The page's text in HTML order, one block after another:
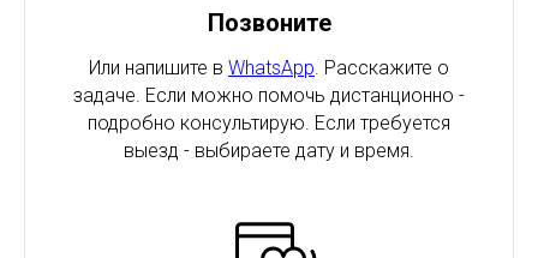
Позвоните
Или напишите в WhatsApp. Расскажите о
задаче. Если можно помочь дистанционно -
подробно консультирую. Если требуется
выезд - выбираете дату и время.